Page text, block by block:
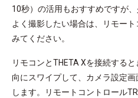
10秒）の活用もおすすめですが
よく撮影したい場合は、リモー
みてください。
リモコンとTHETA Xを接続する
向にスワイプして、カメラ設定
します。リモートコントロール